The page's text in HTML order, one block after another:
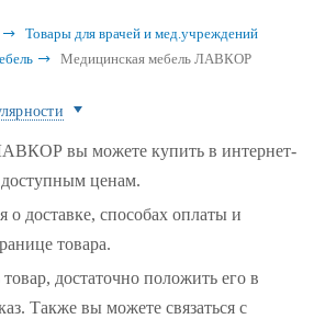
Товары для врачей и мед.учреждений
Медицинская мебель ЛАВКОР
вы можете купить в интернет-
ценам.
доставке, способах оплаты и
товара.
достаточно положить его в
Также вы можете связаться с